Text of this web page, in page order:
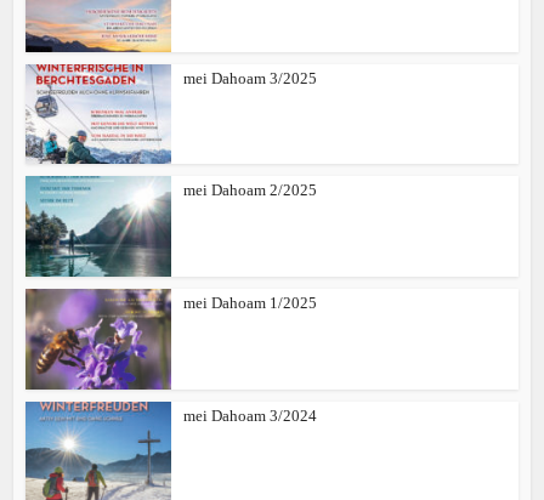
mei Dahoam 3/2025
mei Dahoam 2/2025
mei Dahoam 1/2025
mei Dahoam 3/2024